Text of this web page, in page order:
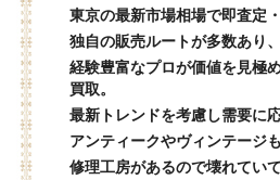
東京の最新市場相場で即査定
独自の販売ルートが多数あり
経験豊富なプロが価値を見極
買取。
最新トレンドを考慮し需要に
アンティークやヴィンテージ
修理工房があるので壊れてい